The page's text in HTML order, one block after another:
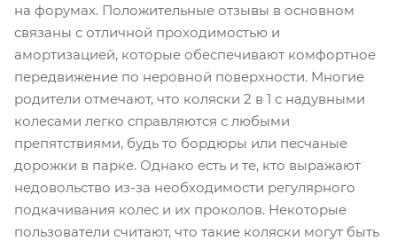
на форумах. Положительные отзывы в основном
связаны с отличной проходимостью и
амортизацией, которые обеспечивают комфортное
передвижение по неровной поверхности. Многие
родители отмечают, что коляски 2 в 1 с надувными
колесами легко справляются с любыми
препятствиями, будь то бордюры или песчаные
дорожки в парке. Однако есть и те, кто выражают
недовольство из-за необходимости регулярного
подкачивания колес и их проколов. Некоторые
пользователи считают, что такие коляски могут быть